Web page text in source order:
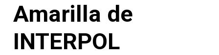
Amarilla de
INTERPOL